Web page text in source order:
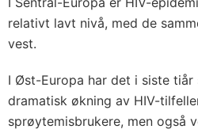
relativt lavt nivå, med de
vest.
I Øst-Europa har det i siste tiår
dramatisk økning av HIV-
sprøytemisbrukere, men også